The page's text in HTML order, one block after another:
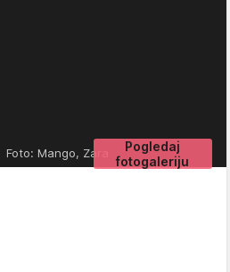
Pogledaj
fotogaleriju
Foto: Mango, Zara